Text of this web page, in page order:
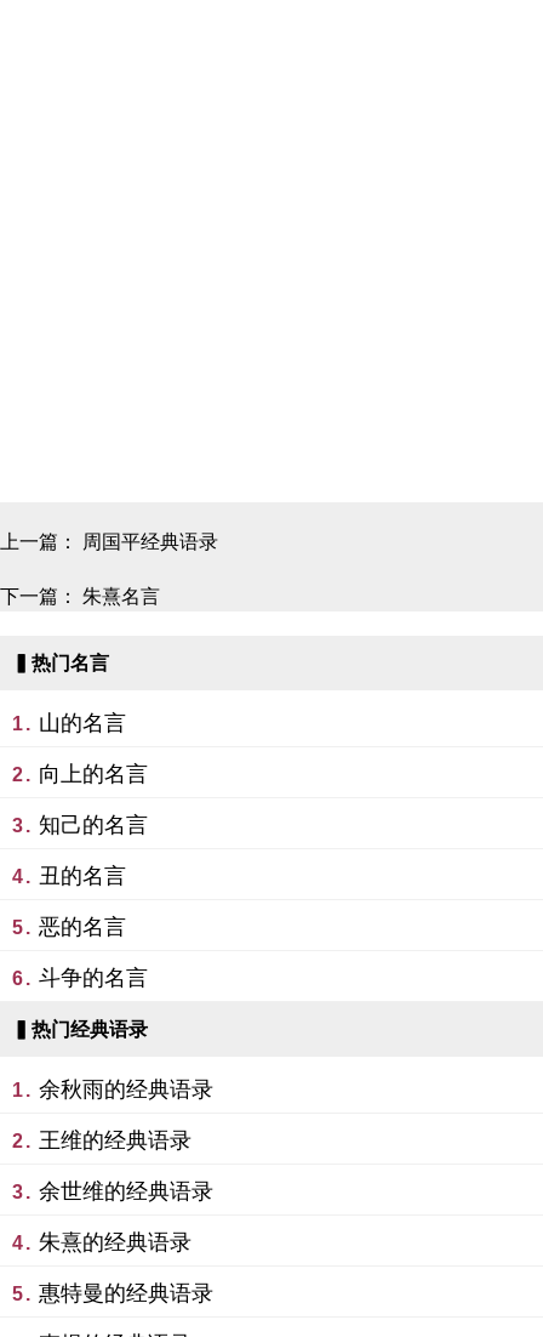
上一篇： 周国平经典语录
下一篇： 朱熹名言
▍热门名言
1. 山的名言
2. 向上的名言
3. 知己的名言
4. 丑的名言
5. 恶的名言
6. 斗争的名言
▍热门经典语录
1. 余秋雨的经典语录
2. 王维的经典语录
3. 余世维的经典语录
4. 朱熹的经典语录
5. 惠特曼的经典语录